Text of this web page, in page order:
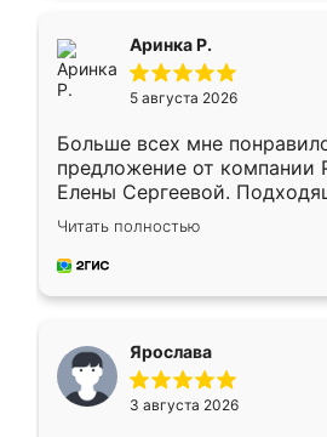
Аринка Р.
5 августа 2026
Больше всех мне
предложение от компании
Елены Сергеевой.
короткие сроки
для замера сотрудник
предложил по моему
Читать полностью
Ярослава
3 августа 2026